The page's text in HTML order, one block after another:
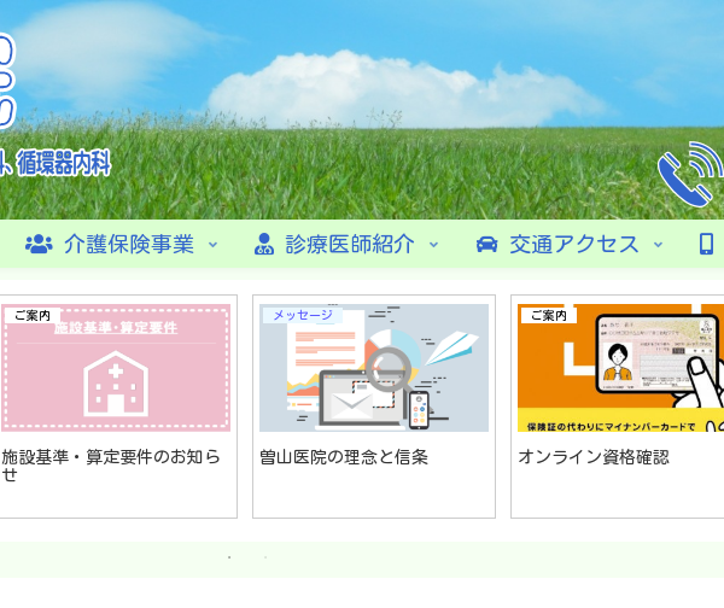
介護保険事業 診療医師紹介 交通アクセス
ご案内
施設基準・算定要件のお知ら
せ
メッセージ
曽山医院の理念と信条
ご案内
オンライン資格確認